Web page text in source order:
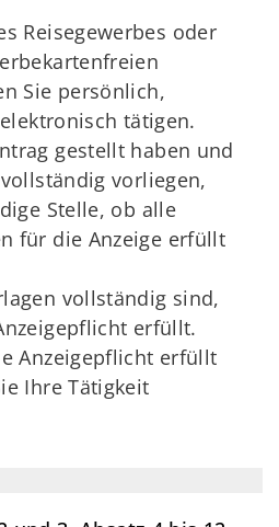
Reisegewerbes oder
Sie persönlich,
tätigen.
gestellt haben und
vorliegen,
Stelle, ob alle
für die Anzeige erfüllt
vollständig sind,
erfüllt.
Anzeigepflicht erfüllt
Ihre Tätigkeit